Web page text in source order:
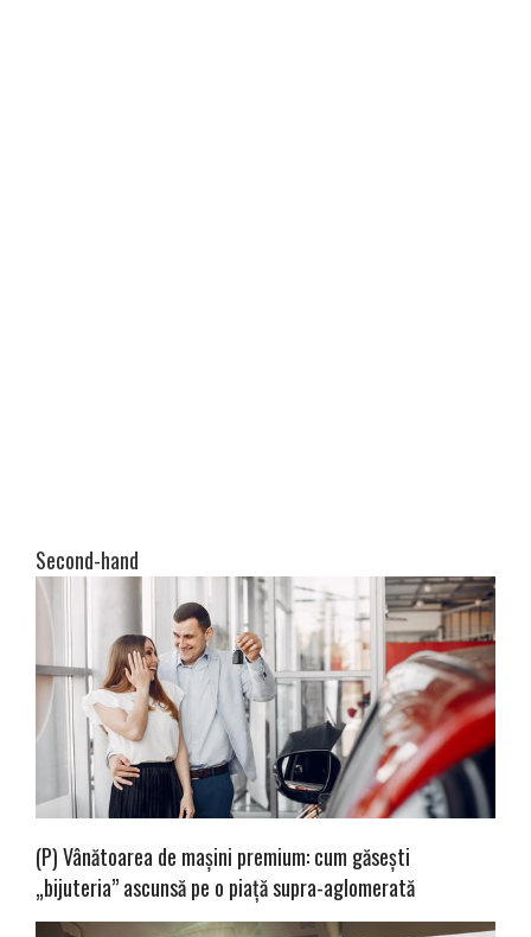
Second-hand
(P) Vânătoarea de mașini premium: cum găsești
„bijuteria” ascunsă pe o piață supra-aglomerată